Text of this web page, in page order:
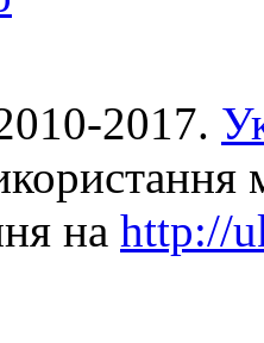
2017.
на http://